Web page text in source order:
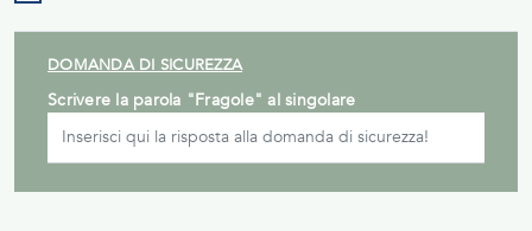
DOMANDA DI SICUREZZA
Scrivere la parola "Fragole" al singolare